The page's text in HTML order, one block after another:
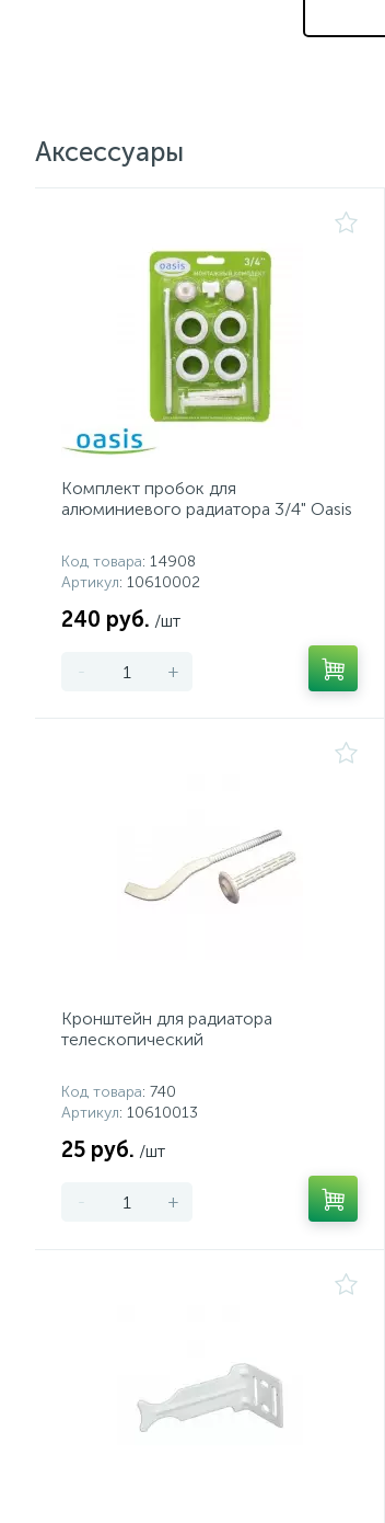
Аксессуары
Комплект пробок для
алюминиевого радиатора 3/4" Oasis
Код товара: 14908
Артикул: 10610002
240 руб. /шт
- +
Кронштейн для радиатора
телескопический
Код товара: 740
Артикул: 10610013
25 руб. /шт
- +